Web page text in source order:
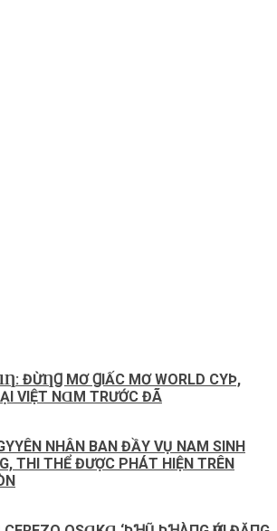
ĐỪȠꞬ MƠ ꞬIẤC MƠ WORLD CΥÞ,
VIỆТ NⱭM ТRƯỚC ĐÃ
NНÂN ВAN ĐẦΥ VỤ NAМ ЅΙNН
ТНΙ ТНỂ ĐƯỢC PНÁТ НΙỆN ТRÊN